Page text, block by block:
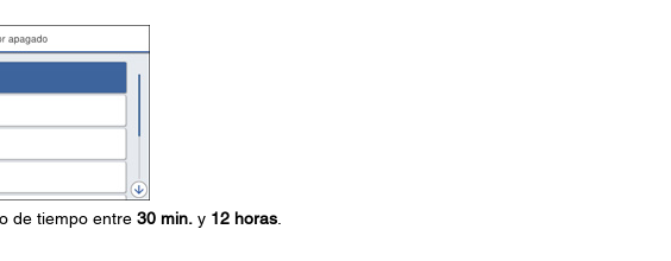
de tiempo entre 30 min.y 12 horas.